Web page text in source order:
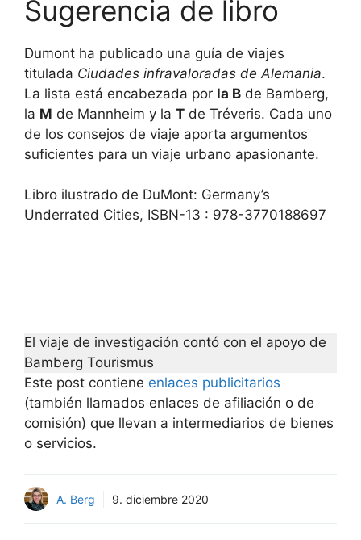
Sugerencia de libro
Dumont ha publicado una guía de viajes
titulada Ciudades infravaloradas de Alemania.
La lista está encabezada por la B de Bamberg,
la M de Mannheim y la T de Tréveris. Cada uno
de los consejos de viaje aporta argumentos
suficientes para un viaje urbano apasionante.
Libro ilustrado de DuMont: Germany’s
Underrated Cities, ISBN-13 : 978-3770188697
El viaje de investigación contó con el apoyo de
Bamberg Tourismus
Este post contiene enlaces publicitarios
(también llamados enlaces de afiliación o de
comisión) que llevan a intermediarios de bienes
o servicios.
A. Berg 9. diciembre 2020